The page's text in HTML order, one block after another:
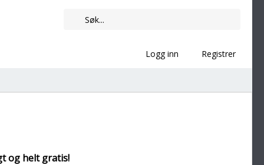
Logg inn Registrer
og helt gratis!